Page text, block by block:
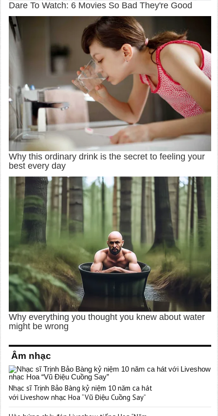
Âm nhạc
Nhạc sĩ Trịnh Bảo Bàng kỷ niệm 10 năm ca hát
với Liveshow nhạc Hoa “Vũ Điệu Cuồng Say”